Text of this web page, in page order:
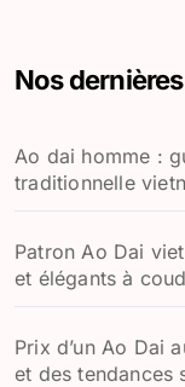
r
e
r
Nos
Ao dai homme :
traditionnelle
Patron Ao Dai
et élégants à
Prix d’un Ao Dai
et des tendances